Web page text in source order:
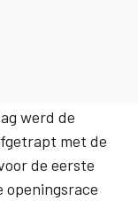
werd de
met de
de eerste
openingsrace